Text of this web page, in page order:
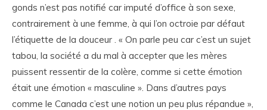
gonds n’est pas notifié car imputé d’office à son sexe,
contrairement à une femme, à qui l’on octroie par défaut
l’étiquette de la douceur . « On parle peu car c’est un sujet
tabou, la société a du mal à accepter que les mères
puissent ressentir de la colère, comme si cette émotion
était une émotion « masculine ». Dans d’autres pays
comme le Canada c’est une notion un peu plus répandue »,